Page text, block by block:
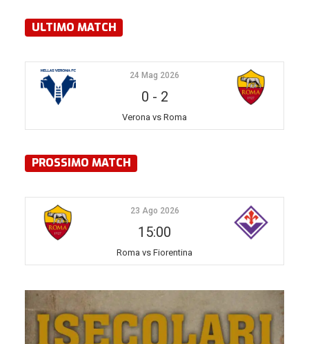
ULTIMO MATCH
24 Mag 2026
0 - 2
Verona vs Roma
PROSSIMO MATCH
23 Ago 2026
15:00
Roma vs Fiorentina